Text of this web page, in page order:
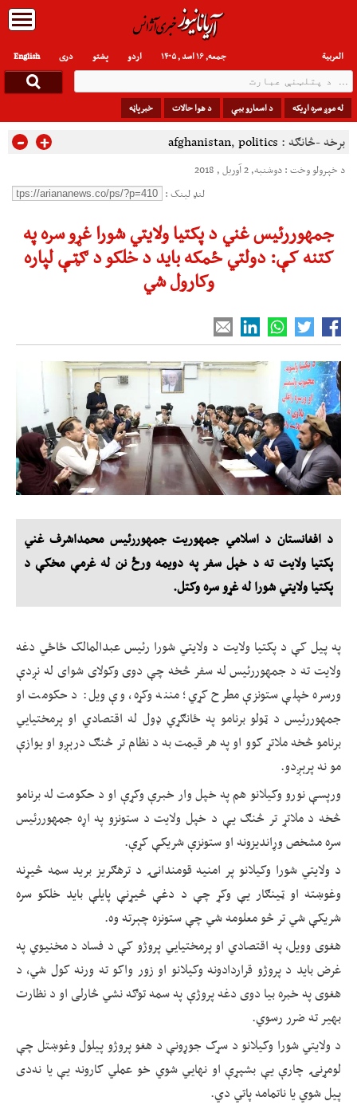
English دری پشتو العربیة اردو جمعه, ۱۶ اسد , ۱۴۰۵
له موږ سره اړیکه د اسعارو بیې د هوا حالات خبرپاڼه
برخه -څانګه : afghanistan, politics
- +
د خپرولو وخت : دوشنبه, 2 آوریل , 2018
لنډ لینک :
جمهوررئیس غني د پکتیا ولایتي شورا غړو سره په
کتنه کې: دولتي ځمکه باید د خلکو د ګټې لپاره
وکارول شي
د افغانستان د اسلامي جمهوریت جمهوررئیس محمداشرف غني
پکتیا ولایت ته د خپل سفر په دویمه ورځ نن له غرمې مخکې د
پکتیا ولایتي شورا له غړو سره وکتل.
په پیل کې د پکتیا ولایت د ولایتي شورا رئیس عبدالمالک ځاځي دغه
ولایت ته د جمهوررئیس له سفر څخه چې دوی وکولای شوای له نږدې
ورسره خپلې ستونزې مطرح کړي؛ مننه وکړه، وې ویل: د حکومت او
جمهوررئیس د ټولو برنامو په ځانګړي ډول له اقتصادي او پرمختیايي
برنامو څخه ملاتړ کوو او په هر قیمت به د نظام تر څنګ درېږو او یوازې
مو نه پرېږدو.
ورپسې نورو وکیلانو هم په خپل وار خبرې وکړې او د حکومت له برنامو
څخه د ملاتړ تر څنګ یې د خپل ولایت د ستونزو په اړه جمهوررئیس
سره مشخص وړاندیزونه او ستونزې شریکې کړې.
د ولایتي شورا وکیلانو پر امنیه قومندانۍ د ترهګریز برید سمه څیړنه
وغوښته او ټینګار یې وکړ چې د دغې څیړنې پایلې باید خلکو سره
شریکې شي تر څو معلومه شي چې ستونزه چېرته وه.
هغوی وویل، په اقتصادي او پرمختیايي پروژو کې د فساد د مخنیوي په
غرض باید د پروژو قراردادونه وکیلانو او زور واکو ته ورنه کول شي، د
هغوی په خبره بیا دوی دغه پروژې په سمه توګه نشي څارلی او د نظارت
بهیر ته ضرر رسوي.
د ولایتي شورا وکیلانو د سړک جوړونې د هغو پروژو پیلول وغوښتل چې
لومړنۍ چارې یې بشپړې او نهايي شوي خو عملي کارونه یې یا نه‌دی
پیل شوي یا ناتمامه پاتي دي.